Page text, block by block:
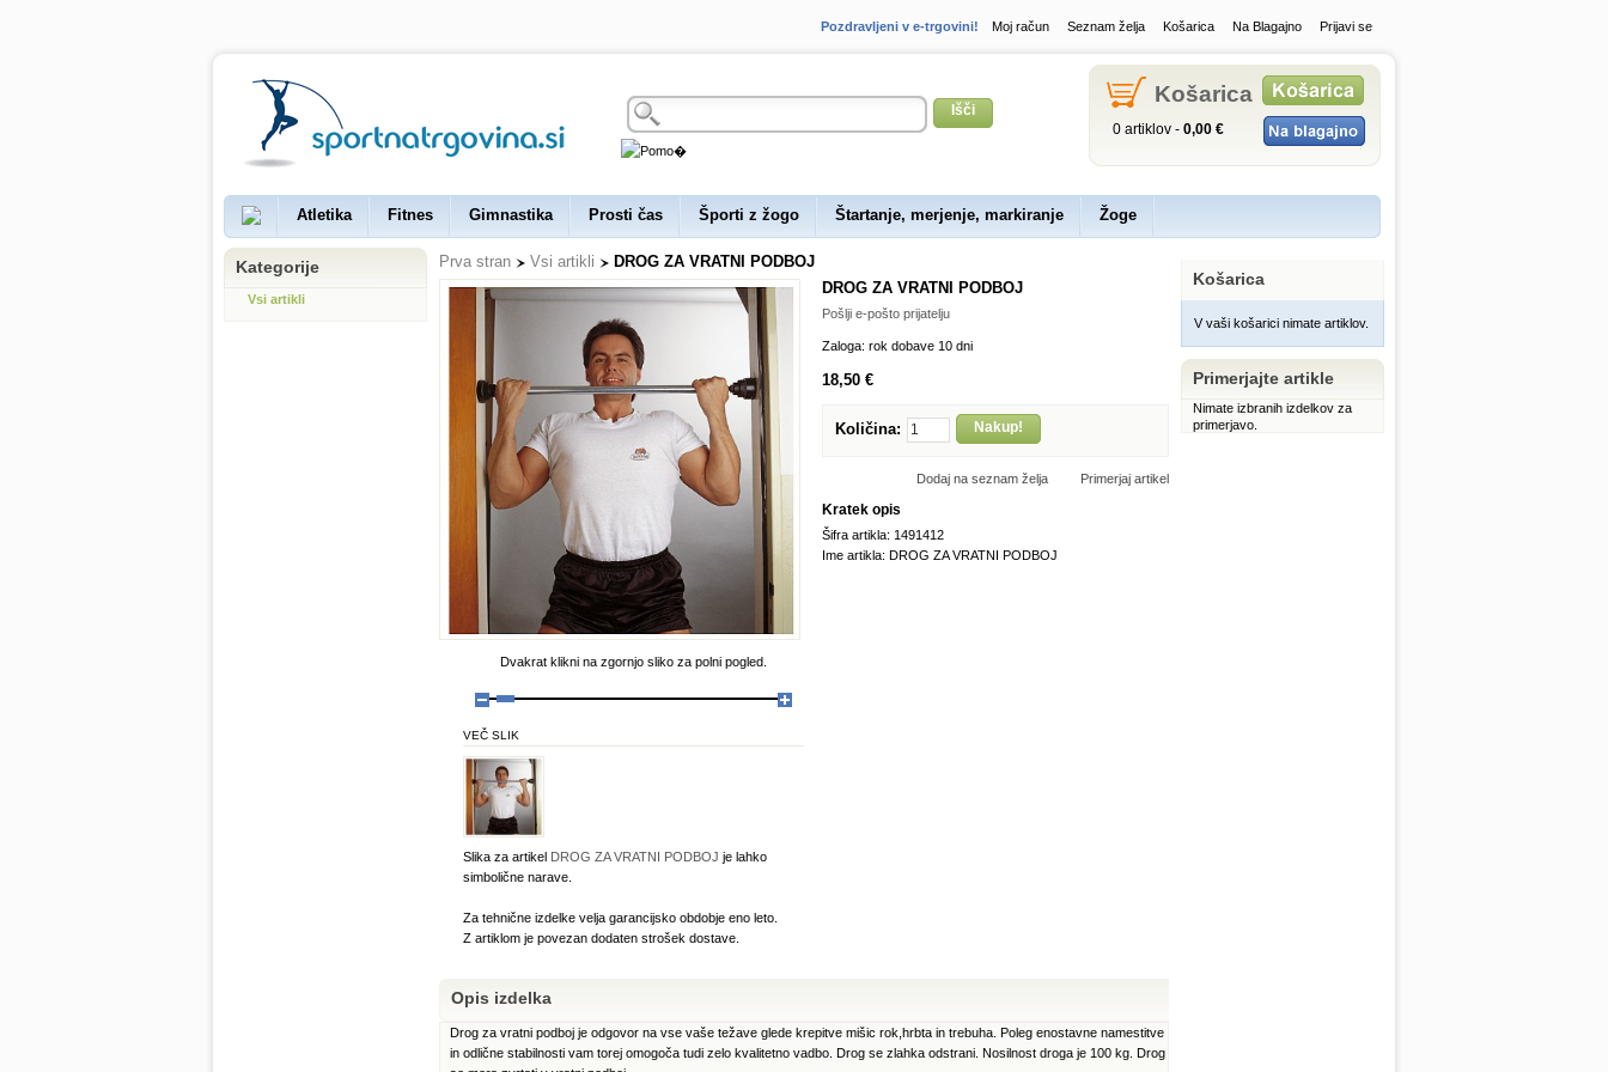
Košarica
0 artiklov - 0,00 €
Atletika Fitnes Gimnastika Prosti čas Športi z žogo Štartanje, merjenje, markiranje Žoge
Pozdravljeni v e-trgovini! Moj račun Seznam želja Košarica Na Blagajno Prijavi se
Išči
Kategorije
Vsi artikli
Prva stran Vsi artikli
DROG ZA VRATNI PODBOJ
DROG ZA VRATNI PODBOJ
Pošlji e-pošto prijatelju
Zaloga: rok dobave 10 dni
18,50 €
Količina: Nakup!
Dodaj na seznam želja Primerjaj artikel
Kratek opis
Šifra artikla: 1491412
Ime artikla: DROG ZA VRATNI PODBOJ
Dvakrat klikni na zgornjo sliko za polni pogled.
VEČ SLIK
Slika za artikel DROG ZA VRATNI PODBOJ je lahko
simbolične narave.
Za tehnične izdelke velja garancijsko obdobje eno leto.
Z artiklom je povezan dodaten strošek dostave.
Opis izdelka
Drog za vratni podboj je odgovor na vse vaše težave glede krepitve mišic rok,hrbta in trebuha. Poleg enostavne namestitve
in odlične stabilnosti vam torej omogoča tudi zelo kvalitetno vadbo. Drog se zlahka odstrani. Nosilnost droga je 100 kg. Drog
Košarica
V vaši košarici nimate artiklov.
Primerjajte artikle
Nimate izbranih izdelkov za
primerjavo.